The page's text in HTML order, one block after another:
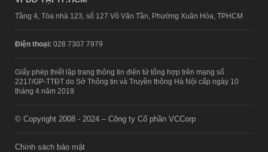
Tầng 4, Tòa nhà 123, số 127 Võ Văn Tần, Phường Xuân Hòa, TPHCM
Điện thoại: 028 7307 7979
Giấy phép thiết lập trang thông tin điện tử tổng hợp trên mạng số
2217/GP-TTĐT do Sở Thông tin và Truyền thông Hà Nội cấp ngày 10
tháng 4 năm 2019
© Copyright 2008 - 2024 – Công ty Cổ phần VCCorp
Chính sách bảo mật